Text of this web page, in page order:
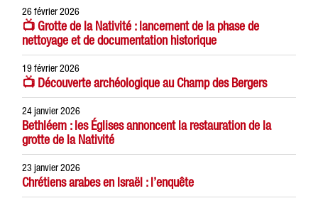
26 février 2026
📺 Grotte de la Nativité : lancement de la phase de
nettoyage et de documentation historique
19 février 2026
📺 Découverte archéologique au Champ des Bergers
24 janvier 2026
Bethléem : les Églises annoncent la restauration de la
grotte de la Nativité
23 janvier 2026
Chrétiens arabes en Israël : l’enquête